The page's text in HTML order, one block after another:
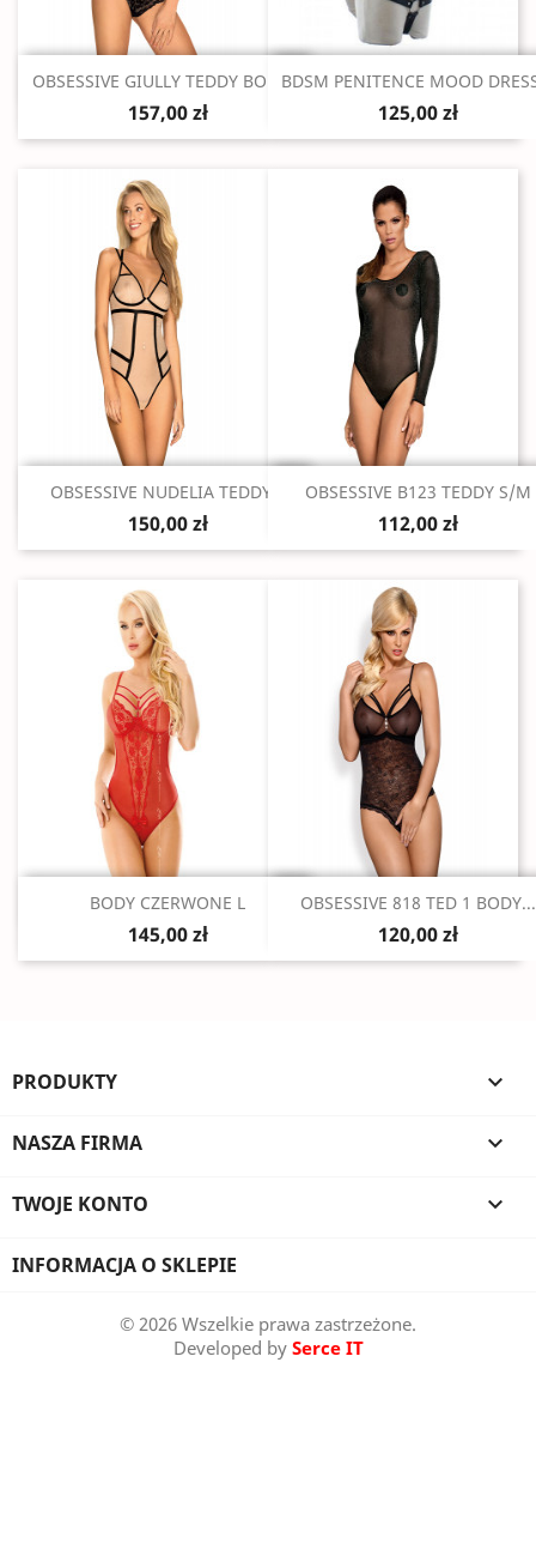
Szybki podgląd
OBSESSIVE GIULLY TEDDY BODY...
157,00 zł
Szybki podgląd
BDSM PENITENCE MOOD
125,00 zł
Szybki podgląd
OBSESSIVE NUDELIA TEDDY...
150,00 zł
Szybki podgląd
OBSESSIVE B123 TEDDY S/M
112,00 zł
Szybki podgląd
BODY CZERWONE L
145,00 zł
Szybki podgląd
OBSESSIVE 818 TED 1 BODY...
120,00 zł
PRODUKTY 
NASZA FIRMA 
TWOJE KONTO 
INFORMACJA O SKLEPIE
© 2026 Wszelkie prawa zastrzeżone.
Developed by Serce IT